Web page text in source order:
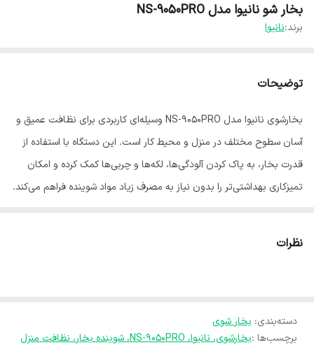
بخار شو نانیوا مدل NS-9050PRO
برند:نانیوا
توضیحات
بخارشوی نانیوا مدل NS-9050PRO وسیله‌ای کاربردی برای نظافت عمیق و
آسان سطوح مختلف در منزل و محیط کار است. این دستگاه با استفاده از
قدرت بخار، به پاک کردن آلودگی‌ها، لکه‌ها و چربی‌ها کمک کرده و امکان
تمیزکاری بهداشتی‌تر را بدون نیاز به مصرف زیاد مواد شوینده فراهم می‌کند.
خانه گزینه‌ای ایده‌آل محسوب می‌شود. کیفیت ساخت مطلوب و کاربری
اگر به دنبال یک بخارشوی باکیفیت، قدرتمند و کاربردی برای تمیز کردن بهتر
محیط زندگی خود هستید، نانیوا مدل NS-9050PRO می‌تواند انتخابی
نظرات
دسته‌بندی: بخار شوی
برچسب‌ها :بخارشوی، نانیوا، NS-9050PRO، شوینده بخار، نظافت منزل